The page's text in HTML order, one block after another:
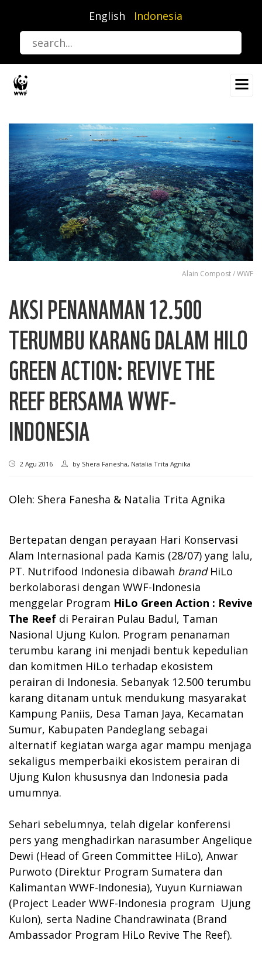
utama
English Indonesia
Alain Compost / WWF
AKSI PENANAMAN 12.500
TERUMBU KARANG DALAM HILO
GREEN ACTION: REVIVE THE
REEF BERSAMA WWF-
INDONESIA
2 Agu 2016 by Shera Fanesha, Natalia Trita Agnika
Oleh: Shera Fanesha & Natalia Trita Agnika
Bertepatan dengan perayaan Hari Konservasi
Alam Internasional pada Kamis (28/07) yang lalu,
PT. Nutrifood Indonesia dibawah brandHiLo
berkolaborasi dengan WWF-Indonesia
menggelar Program HiLo Green Action : Revive
The Reef di Perairan Pulau Badul, Taman
Nasional Ujung Kulon. Program penanaman
terumbu karang ini menjadi bentuk kepedulian
dan komitmen HiLo terhadap ekosistem
perairan di Indonesia. Sebanyak 12.500 terumbu
karang ditanam untuk mendukung masyarakat
Kampung Paniis, Desa Taman Jaya, Kecamatan
Sumur, Kabupaten Pandeglang sebagai
alternatif kegiatan warga agar mampu menjaga
sekaligus memperbaiki ekosistem perairan di
Ujung Kulon khususnya dan Indonesia pada
umumnya.
Sehari sebelumnya, telah digelar konferensi
pers yang menghadirkan narasumber Angelique
Dewi (Head of Green Committee HiLo), Anwar
Purwoto (Direktur Program Sumatera dan
Kalimantan WWF-Indonesia), Yuyun Kurniawan
(Project Leader WWF-Indonesia program Ujung
Kulon), serta Nadine Chandrawinata (Brand
Ambassador Program HiLo Revive The Reef).